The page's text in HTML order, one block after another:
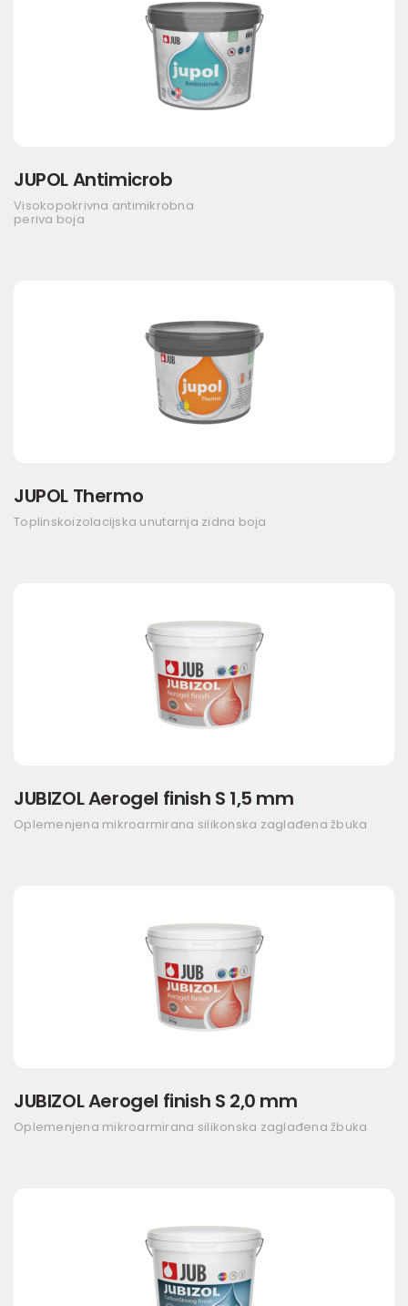
JUPOL Antimicrob
Visokopokrivna antimikrobna
periva boja
JUPOL Thermo
Toplinskoizolacijska unutarnja zidna boja
JUBIZOL Aerogel finish S 1,5 mm
Oplemenjena mikroarmirana silikonska zaglađena žbuka
JUBIZOL Aerogel finish S 2,0 mm
Oplemenjena mikroarmirana silikonska zaglađena žbuka